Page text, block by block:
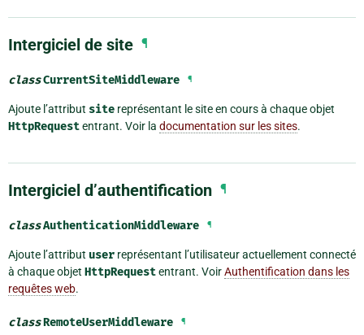
Intergiciel de site ¶
classCurrentSiteMiddleware ¶
Ajoute l’attribut site représentant le site en cours à chaque objet
HttpRequestentrant. Voir la documentation sur les sites.
Intergiciel d’authentification ¶
classAuthenticationMiddleware ¶
Ajoute l’attribut user représentant l’utilisateur actuellement connecté
à chaque objet HttpRequestentrant. VoirAuthentification dans les
requêtes web.
classRemoteUserMiddleware ¶